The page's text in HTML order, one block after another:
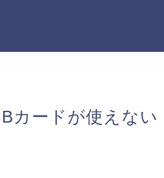
カードが使えない